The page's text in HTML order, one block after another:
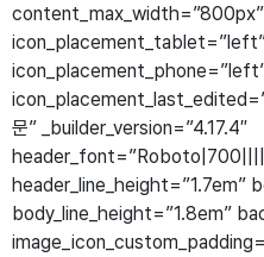
content_max_width=”800px”
문” _builder_version=”4.17.4″
header_line_height=”1.7em”
body_line_height=”1.8em”